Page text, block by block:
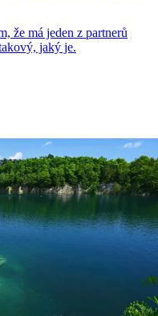
že má jeden z partnerů
jaký je.